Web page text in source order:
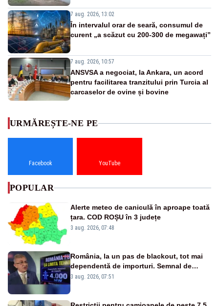
7 aug. 2026, 13:02
În intervalul orar de seară, consumul de
curent „a scăzut cu 200-300 de megawați”
7 aug. 2026, 10:57
ANSVSA a negociat, la Ankara, un acord
pentru facilitarea tranzitului prin Turcia al
carcaselor de ovine și bovine
URMĂREȘTE-NE PE
Facebook YouTube
POPULAR
Alerte meteo de caniculă în aproape toată
țara. COD ROȘU în 3 județe
3 aug. 2026, 07:48
România, la un pas de blackout, tot mai
dependentă de importuri. Semnal de
alarmă tras de un expert în energie
3 aug. 2026, 07:51